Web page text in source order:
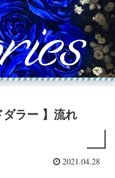
ダラー 】流れ
2021.04.28